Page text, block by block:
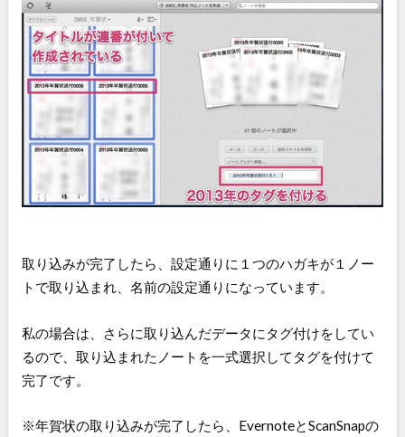
取り込みが完了したら、設定通りに１つのハガキが１ノー
トで取り込まれ、名前の設定通りになっています。
私の場合は、さらに取り込んだデータにタグ付けをしてい
るので、取り込まれたノートを一式選択してタグを付けて
完了です。
※年賀状の取り込みが完了したら、EvernoteとScanSnapの